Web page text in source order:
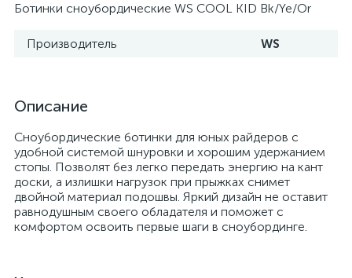
Ботинки сноубордические WS COOL KID Bk/Ye/Or
Производитель WS
Описание
Сноубордические ботинки для юных райдеров с
удобной системой шнуровки и хорошим удержанием
стопы. Позволят без легко передать энергию на кант
доски, а излишки нагрузок при прыжках снимет
двойной материал подошвы. Яркий дизайн не оставит
равнодушным своего обладателя и поможет с
комфортом освоить первые шаги в сноубординге.